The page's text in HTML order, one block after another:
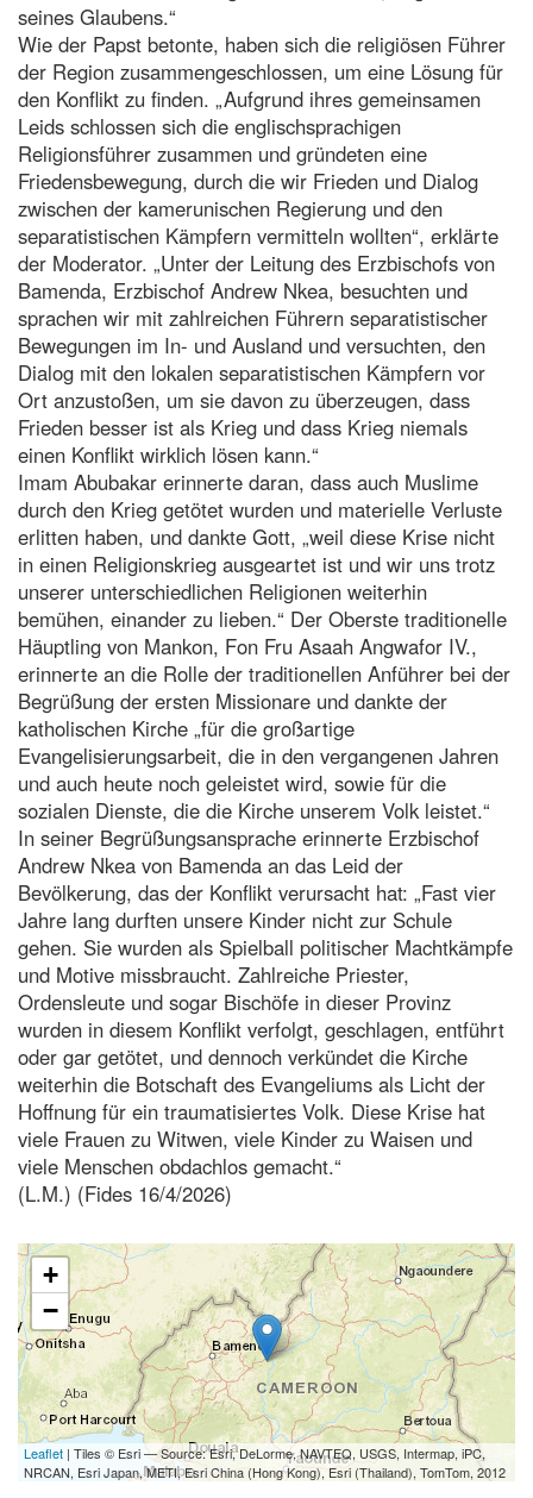
seines Glaubens.“
Wie der Papst betonte, haben sich die religiösen Führer
der Region zusammengeschlossen, um eine Lösung für
den Konflikt zu finden. „Aufgrund ihres gemeinsamen
Leids schlossen sich die englischsprachigen
Religionsführer zusammen und gründeten eine
Friedensbewegung, durch die wir Frieden und Dialog
zwischen der kamerunischen Regierung und den
separatistischen Kämpfern vermitteln wollten“, erklärte
der Moderator. „Unter der Leitung des Erzbischofs von
Bamenda, Erzbischof Andrew Nkea, besuchten und
sprachen wir mit zahlreichen Führern separatistischer
Bewegungen im In- und Ausland und versuchten, den
Dialog mit den lokalen separatistischen Kämpfern vor
Ort anzustoßen, um sie davon zu überzeugen, dass
Frieden besser ist als Krieg und dass Krieg niemals
einen Konflikt wirklich lösen kann.“
Imam Abubakar erinnerte daran, dass auch Muslime
durch den Krieg getötet wurden und materielle Verluste
erlitten haben, und dankte Gott, „weil diese Krise nicht
in einen Religionskrieg ausgeartet ist und wir uns trotz
unserer unterschiedlichen Religionen weiterhin
bemühen, einander zu lieben.“ Der Oberste traditionelle
Häuptling von Mankon, Fon Fru Asaah Angwafor IV.,
erinnerte an die Rolle der traditionellen Anführer bei der
Begrüßung der ersten Missionare und dankte der
katholischen Kirche „für die großartige
Evangelisierungsarbeit, die in den vergangenen Jahren
und auch heute noch geleistet wird, sowie für die
sozialen Dienste, die die Kirche unserem Volk leistet.“
In seiner Begrüßungsansprache erinnerte Erzbischof
Andrew Nkea von Bamenda an das Leid der
Bevölkerung, das der Konflikt verursacht hat: „Fast vier
Jahre lang durften unsere Kinder nicht zur Schule
gehen. Sie wurden als Spielball politischer Machtkämpfe
und Motive missbraucht. Zahlreiche Priester,
Ordensleute und sogar Bischöfe in dieser Provinz
wurden in diesem Konflikt verfolgt, geschlagen, entführt
oder gar getötet, und dennoch verkündet die Kirche
weiterhin die Botschaft des Evangeliums als Licht der
Hoffnung für ein traumatisiertes Volk. Diese Krise hat
viele Frauen zu Witwen, viele Kinder zu Waisen und
viele Menschen obdachlos gemacht.“
(L.M.) (Fides 16/4/2026)
+
−
Leaflet | Tiles © Esri — Source: Esri, DeLorme, NAVTEQ, USGS, Intermap, iPC,
NRCAN, Esri Japan, METI, Esri China (Hong Kong), Esri (Thailand), TomTom, 2012